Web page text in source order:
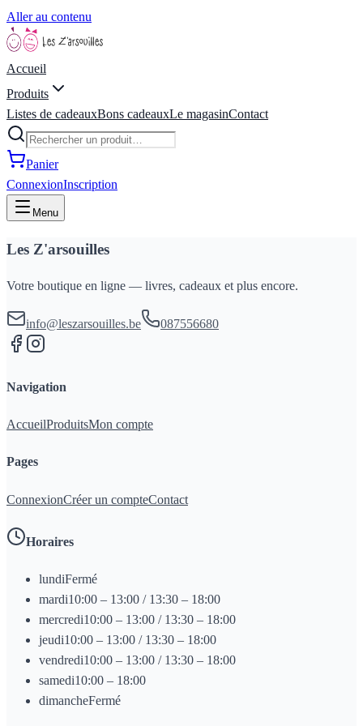
Aller au contenu
Accueil
Produits
Listes de cadeauxBons cadeauxLe magasinContact
Panier
ConnexionInscription
Menu
Les Z'arsouilles
Votre boutique en ligne — livres, cadeaux et plus encore.
info@leszarsouilles.be 087556680
Navigation
AccueilProduitsMon compte
Pages
ConnexionCréer un compteContact
Horaires
lundiFermé
mardi10:00 – 13:00 / 13:30 – 18:00
mercredi10:00 – 13:00 / 13:30 – 18:00
jeudi10:00 – 13:00 / 13:30 – 18:00
vendredi10:00 – 13:00 / 13:30 – 18:00
samedi10:00 – 18:00
dimancheFermé